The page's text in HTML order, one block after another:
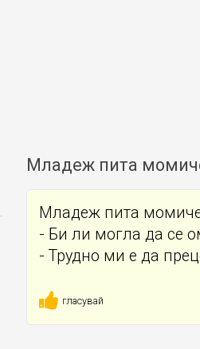
Младеж пита
Младеж пита
- Би ли могла да се
- Трудно ми е да
гласувай